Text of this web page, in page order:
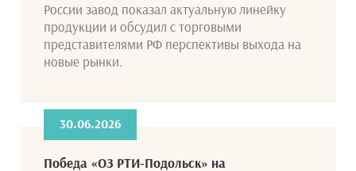
России завод показал актуальную линейку
продукции и обсудил с торговыми
представителями РФ перспективы выхода на
новые рынки.
30.06.2026
Победа «ОЗ РТИ-Подольск» на